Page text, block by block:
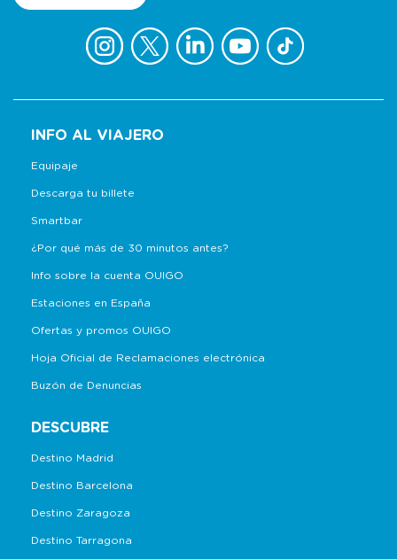
INFO AL VIAJERO
Equipaje
Descarga tu billete
Smartbar
¿Por qué más de 30 minutos antes?
Info sobre la cuenta OUIGO
Estaciones en España
Ofertas y promos OUIGO
Hoja Oficial de Reclamaciones electrónica
Buzón de Denuncias
DESCUBRE
Destino Madrid
Destino Barcelona
Destino Zaragoza
Destino Tarragona